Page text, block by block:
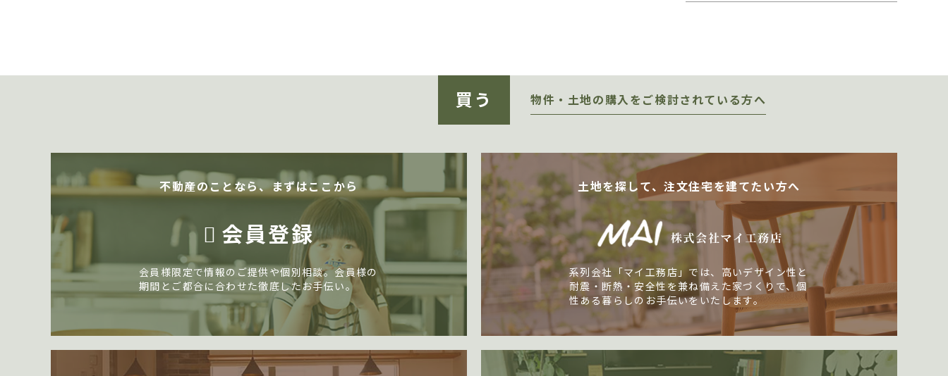
買う 物件・土地の購入をご検討されている方へ
不動産のことなら、まずはここから
会員登録
会員様限定で情報のご提供や個別相談。会員様の
期間とご都合に合わせた徹底したお手伝い。
土地を探して、注文住宅を建てたい方へ
系列会社「マイ工務店」では、高いデザイン性と
耐震・断熱・安全性を兼ね備えた家づくりで、個
性ある暮らしのお手伝いをいたします。